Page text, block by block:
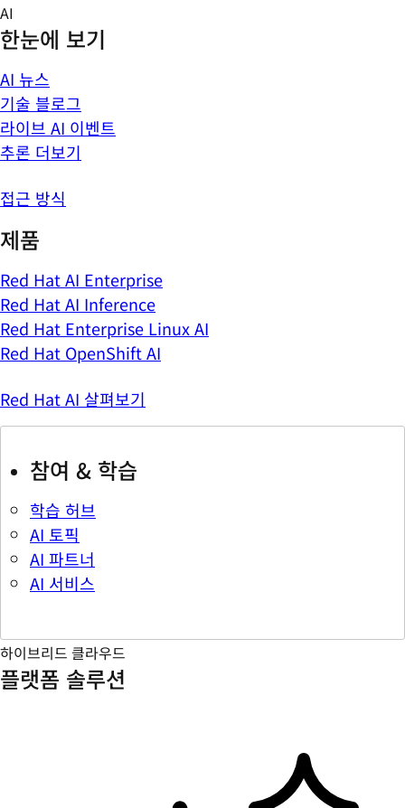
Skip
to
content
AI
한눈에 보기
AI 뉴스
기술 블로그
라이브 AI 이벤트
추론 더보기
접근 방식
제품
Red Hat AI Enterprise
Red Hat AI Inference
Red Hat Enterprise Linux AI
Red Hat OpenShift AI
Red Hat AI 살펴보기
참여 & 학습
학습 허브
AI 토픽
AI 파트너
AI 서비스
하이브리드 클라우드
플랫폼 솔루션